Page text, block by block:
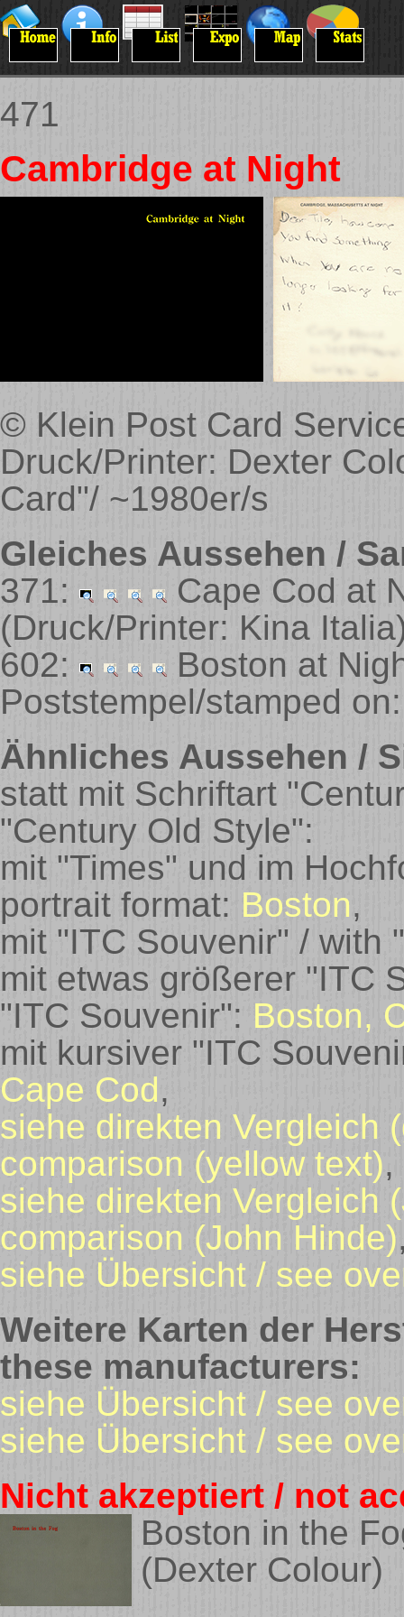
471
Cambridge at Night
© Klein Post Card
Druck/Printer: Dexter
Card"/ ~1980er/s
Gleiches Aussehen /
371:
Cape Cod at
(Druck/Printer: Kina
602:
Boston at
Poststempel/stamped
Ähnliches Aussehen /
statt mit Schriftart
"Century Old Style":
mit "Times" und im
portrait format: Boston,
mit "ITC Souvenir" / with
mit etwas größerer "ITC
"ITC Souvenir": Boston,
mit kursiver "ITC
Cape Cod,
siehe direkten Vergleich
comparison (yellow text),
siehe direkten Vergleich
comparison (John Hinde)
siehe Übersicht / see
Weitere Karten der
these manufacturers:
siehe Übersicht / see
siehe Übersicht / see
Nicht akzeptiert / not
Boston in the
(Dexter Colour)